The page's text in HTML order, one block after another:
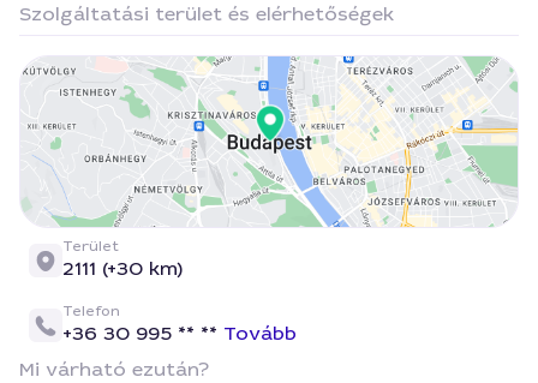
Szolgáltatási terület és elérhetőségek
Terület
2111 (+30 km)
Telefon
+36 30 995 ** ** Tovább
Mi várható ezután?